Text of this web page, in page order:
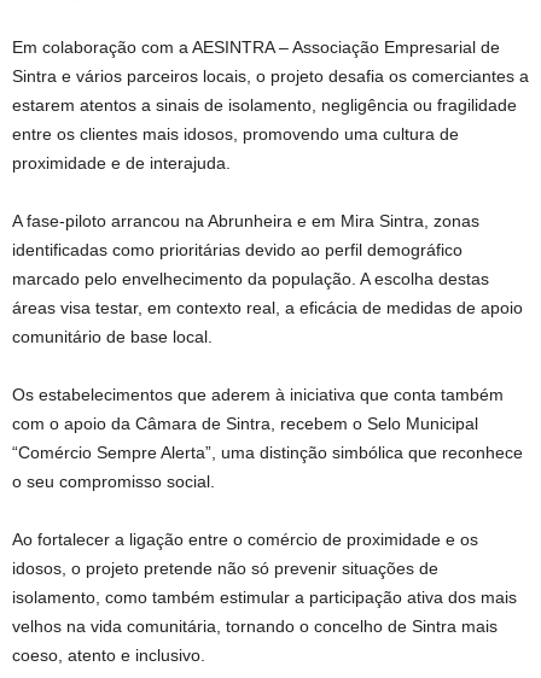
Em colaboração com a AESINTRA – Associação Empresarial de
Sintra e vários parceiros locais, o projeto desafia os comerciantes a
estarem atentos a sinais de isolamento, negligência ou fragilidade
entre os clientes mais idosos, promovendo uma cultura de
proximidade e de interajuda.
A fase-piloto arrancou na Abrunheira e em Mira Sintra, zonas
identificadas como prioritárias devido ao perfil demográfico
marcado pelo envelhecimento da população. A escolha destas
áreas visa testar, em contexto real, a eficácia de medidas de apoio
comunitário de base local.
Os estabelecimentos que aderem à iniciativa que conta também
com o apoio da Câmara de Sintra, recebem o Selo Municipal
“Comércio Sempre Alerta”, uma distinção simbólica que reconhece
o seu compromisso social.
Ao fortalecer a ligação entre o comércio de proximidade e os
idosos, o projeto pretende não só prevenir situações de
isolamento, como também estimular a participação ativa dos mais
velhos na vida comunitária, tornando o concelho de Sintra mais
coeso, atento e inclusivo.